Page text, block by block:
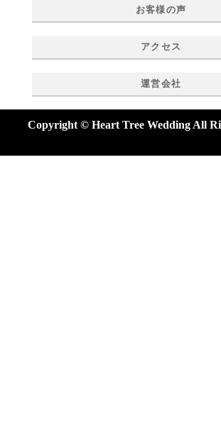
お客様の声
アクセス
運営会社
Copyright © Heart Tree Wedding All